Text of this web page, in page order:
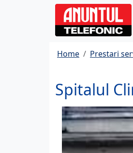
Home Prestari
Spitalul